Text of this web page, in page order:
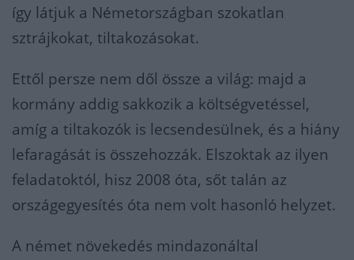
így látjuk a Németországban szokatlan
sztrájkokat, tiltakozásokat.
Ettől persze nem dől össze a világ: majd a
kormány addig sakkozik a költségvetéssel,
amíg a tiltakozók is lecsendesülnek, és a hiány
lefaragását is összehozzák. Elszoktak az ilyen
feladatoktól, hisz 2008 óta, sőt talán az
országegyesítés óta nem volt hasonló helyzet.
A német növekedés mindazonáltal